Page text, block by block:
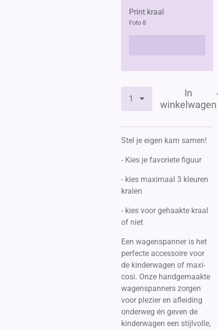
Print kraal
Foto 8
In
winkelwagen
Stel je eigen kam samen!
- Kies je favoriete figuur
- kies maximaal 3 kleuren
kralen
- kies voor gehaakte kraal
of niet
Een wagenspanner is het
perfecte accessoire voor
de kinderwagen of maxi-
cosi. Onze handgemaakte
wagenspanners zorgen
voor plezier en afleiding
onderweg én geven de
kinderwagen een stijlvolle,